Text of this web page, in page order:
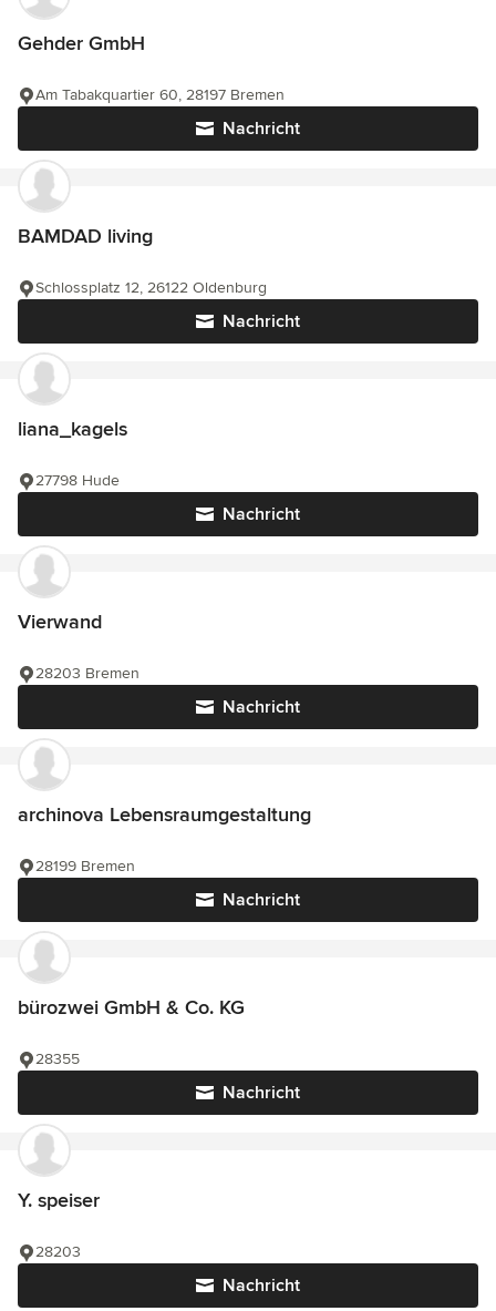
Gehder GmbH
Nachricht
Am Tabakquartier 60, 28197 Bremen
BAMDAD living
Nachricht
Schlossplatz 12, 26122 Oldenburg
liana_kagels
Nachricht
27798 Hude
Vierwand
Nachricht
28203 Bremen
archinova Lebensraumgestaltung
Nachricht
28199 Bremen
bürozwei GmbH & Co. KG
Nachricht
28355
Y. speiser
Nachricht
28203